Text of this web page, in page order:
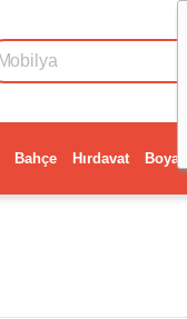
Bahçe Hırdavat Boya